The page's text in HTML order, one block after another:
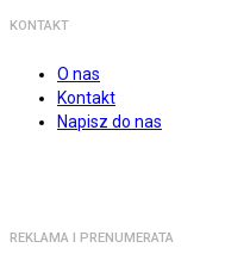
KONTAKT
O nas
Kontakt
Napisz do nas
REKLAMA I PRENUMERATA